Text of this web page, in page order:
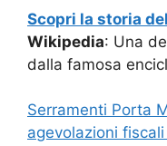
Scopri la storia
Wikipedia: Una
dalla famosa
Serramenti Porta
agevolazioni